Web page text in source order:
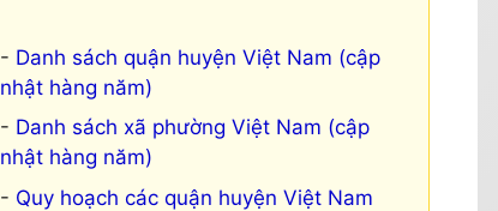
Danh sách quận huyện Việt Nam (cập
nhật hàng năm)
Danh sách xã phường Việt Nam (cập
nhật hàng năm)
Quy hoạch các quận huyện Việt Nam